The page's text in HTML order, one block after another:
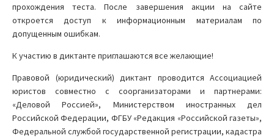
прохождения теста. После завершения акции на сайте
откроется доступ к информационным материалам по
допущенным ошибкам.
К участию в диктанте приглашаются все желающие!
Правовой (юридический) диктант проводится Ассоциацией
юристов совместно с соорганизаторами и партнерами:
«Деловой Россией», Министерством иностранных дел
Российской Федерации, ФГБУ «Редакция «Российской газеты»,
Федеральной службой государственной регистрации, кадастра